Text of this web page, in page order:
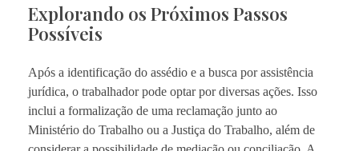
Explorando os Próximos Passos
Possíveis
Após a identificação do assédio e a busca por assistência
jurídica, o trabalhador pode optar por diversas ações. Isso
inclui a formalização de uma reclamação junto ao
Ministério do Trabalho ou a Justiça do Trabalho, além de